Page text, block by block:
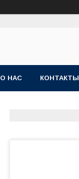
О НАС КОНТАКТЫ